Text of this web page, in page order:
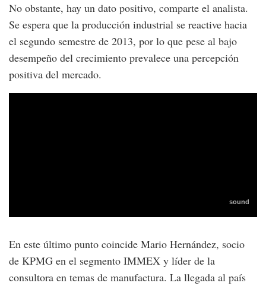
No obstante, hay un dato positivo, comparte el analista.
Se espera que la producción industrial se reactive hacia
el segundo semestre de 2013, por lo que pese al bajo
desempeño del crecimiento prevalece una percepción
positiva del mercado.
En este último punto coincide Mario Hernández, socio
de KPMG en el segmento IMMEX y líder de la
consultora en temas de manufactura. La llegada al país